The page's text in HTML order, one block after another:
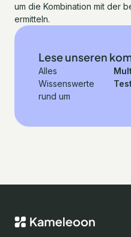
um die Kombination mit der
ermitteln.
Lese unseren
Alles
Wissenswerte
rund um